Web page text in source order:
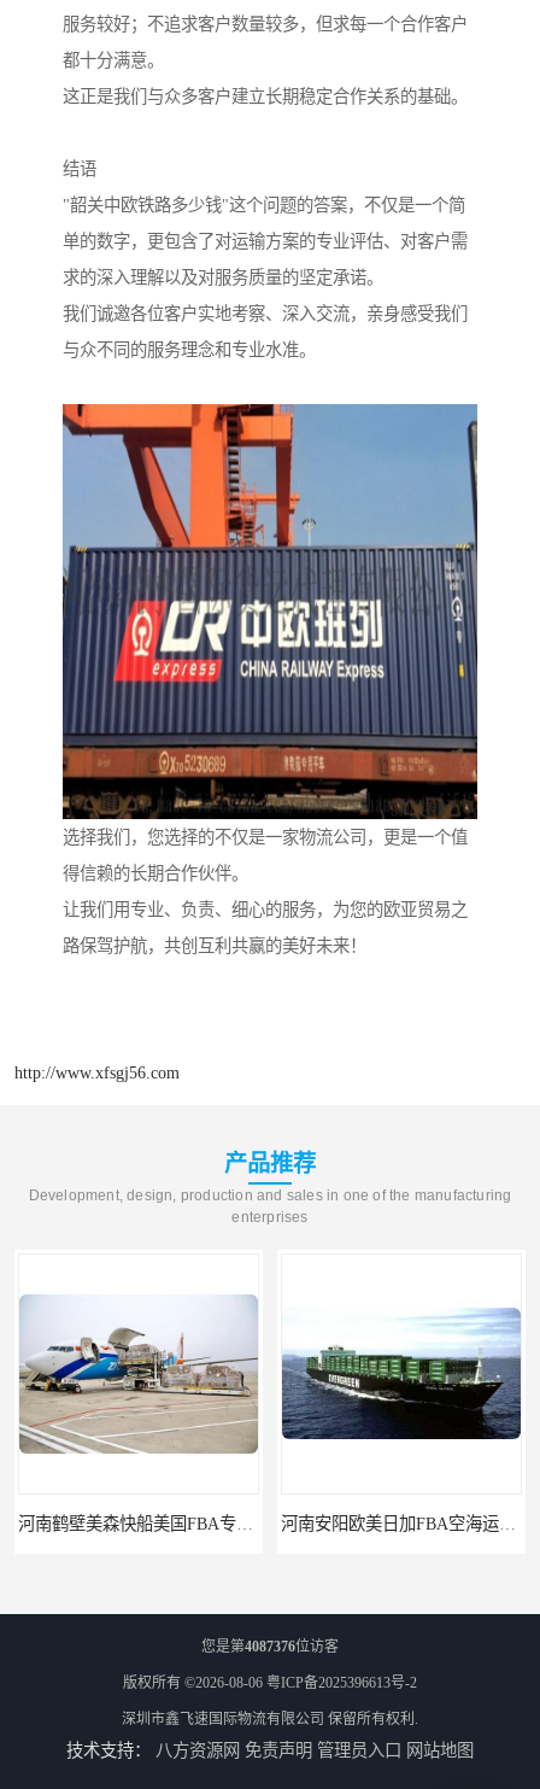
服务较好；不追求客户数量较多，但求每一个合作客户
都十分满意。
这正是我们与众多客户建立长期稳定合作关系的基础。
结语
"韶关中欧铁路多少钱"这个问题的答案，不仅是一个简
单的数字，更包含了对运输方案的专业评估、对客户需
求的深入理解以及对服务质量的坚定承诺。
我们诚邀各位客户实地考察、深入交流，亲身感受我们
与众不同的服务理念和专业水准。
选择我们，您选择的不仅是一家物流公司，更是一个值
得信赖的长期合作伙伴。
让我们用专业、负责、细心的服务，为您的欧亚贸易之
路保驾护航，共创互利共赢的美好未来！
http://www.xfsgj56.com
产品推荐
Development, design, production and sales in one of the manufacturing
enterprises
您是第4087376位访客
版权所有 ©2026-08-06 粤ICP备2025396613号-2
深圳市鑫飞速国际物流有限公司 保留所有权利.
技术支持： 八方资源网 免责声明 管理员入口 网站地图